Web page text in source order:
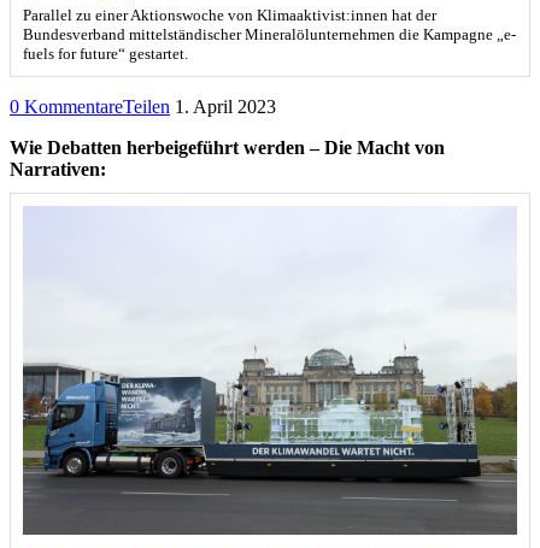
Parallel zu einer Aktionswoche von Klimaaktivist:innen hat der
Bundesverband mittelständischer Mineralölunternehmen die Kampagne „e-
fuels for future“ gestartet.
0 KommentareTeilen 1. April 2023
Wie Debatten herbeigeführt werden – Die Macht von
Narrativen: